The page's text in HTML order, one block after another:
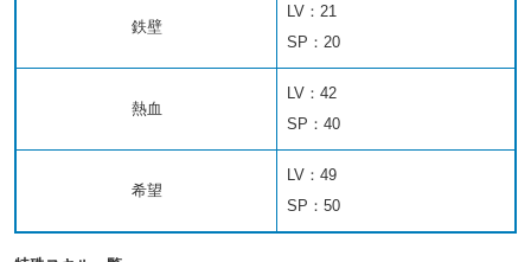
鉄壁
LV：21
SP：20
熱血
LV：42
SP：40
希望
LV：49
SP：50